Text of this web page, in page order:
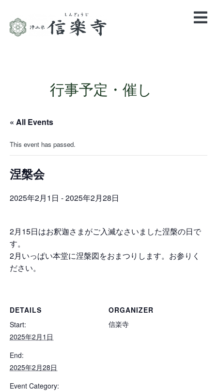
行事予定・催し
« All Events
This event has passed.
涅槃会
2025年2月1日 -2025年2月28日
2月15日はお釈迦さまがご入滅なさいました涅槃の日で
す。
2月いっぱい本堂に涅槃図をおまつりします。お参りく
ださい。
DETAILS
Start:
2025年2月1日
End:
2025年2月28日
Event Category:
ORGANIZER
信楽寺